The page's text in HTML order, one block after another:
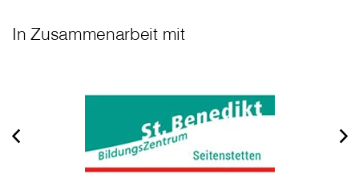
In Zusammenarbeit mit